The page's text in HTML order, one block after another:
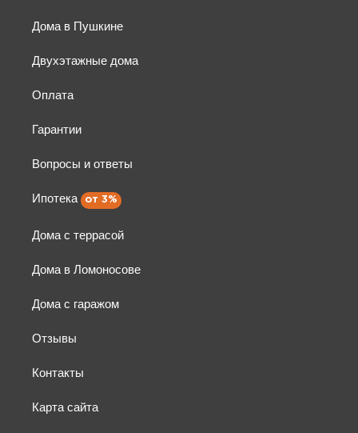
Дома в Пушкине
Двухэтажные дома
Оплата
Гарантии
Вопросы и ответы
Ипотека
Дома с террасой
Дома в Ломоносове
Дома с гаражом
Отзывы
Контакты
Карта сайта